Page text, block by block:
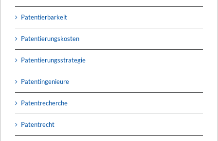
Patentierbarkeit
Patentierungskosten
Patentierungsstrategie
Patentingenieure
Patentrecherche
Patentrecht